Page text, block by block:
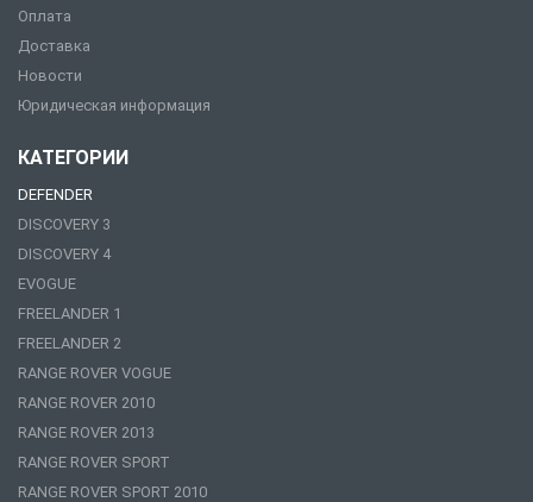
Оплата
Доставка
Новости
Юридическая информация
КАТЕГОРИИ
DEFENDER
DISCOVERY 3
DISCOVERY 4
EVOGUE
FREELANDER 1
FREELANDER 2
RANGE ROVER VOGUE
RANGE ROVER 2010
RANGE ROVER 2013
RANGE ROVER SPORT
RANGE ROVER SPORT 2010